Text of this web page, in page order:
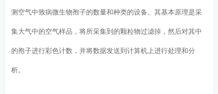
测空气中致病微生物孢子的数量和种类的设备。其基本原理是采
集大气中的空气样品，将所采集到的颗粒物过滤掉，然后对其中
的孢子进行彩色计数，并将数据发送到计算机上进行处理和分
析。